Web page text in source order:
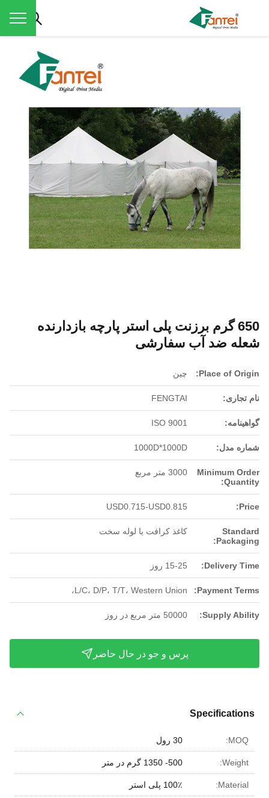
650 گرم برزنت پلی استر پارچه بازدارنده
شعله ضد آب سفارشی
Place of Origin: چین
نام تجاری: FENGTAI
گواهینامه: ISO 9001
شماره مدل: 1000D*1000D
Minimum Order
Quantity:
3000 متر مربع
Price:
USD0.715-USD0.815
Standard
Packaging:
کاغذ کرافت یا لوله سخت
Delivery Time: 15-25 روز
Payment Terms: L/C، D/P، T/T، Western Union،
Supply Ability: 50000 متر مربع در روز
پرس و جو در حال حاضر
Specifications
MOQ: 30 رول
Weight: 500- 1350 گرم در متر
Material: 100٪ پلی استر